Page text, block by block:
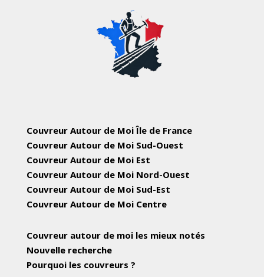
Couvreur Autour de Moi Île de France
Couvreur Autour de Moi Sud-Ouest
Couvreur Autour de Moi Est
Couvreur Autour de Moi Nord-Ouest
Couvreur Autour de Moi Sud-Est
Couvreur Autour de Moi Centre
Couvreur autour de moi les mieux notés
Nouvelle recherche
Pourquoi les couvreurs ?